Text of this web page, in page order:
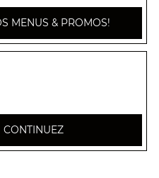
Nos Pains
MENUS & PROMOS!
CONTINUEZ